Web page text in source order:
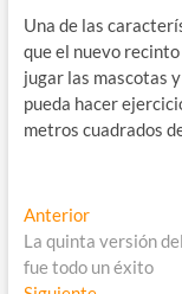
Una de las
que el nuevo
jugar las mascotas
pueda hacer
metros cuadrados
Navegación
de
AnteriorEntrada
anterior:
La quinta versión
fue todo un éxito